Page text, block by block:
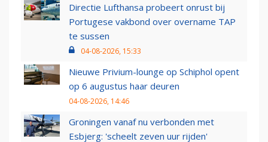
Directie Lufthansa probeert onrust bij
Portugese vakbond over overname TAP
te sussen
04-08-2026, 15:33
Nieuwe Privium-lounge op Schiphol opent
op 6 augustus haar deuren
04-08-2026, 14:46
Groningen vanaf nu verbonden met
Esbjerg: 'scheelt zeven uur rijden'